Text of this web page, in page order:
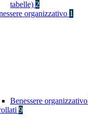
tabelle) 2
organizzativo 1
Benessere organizzativo
9